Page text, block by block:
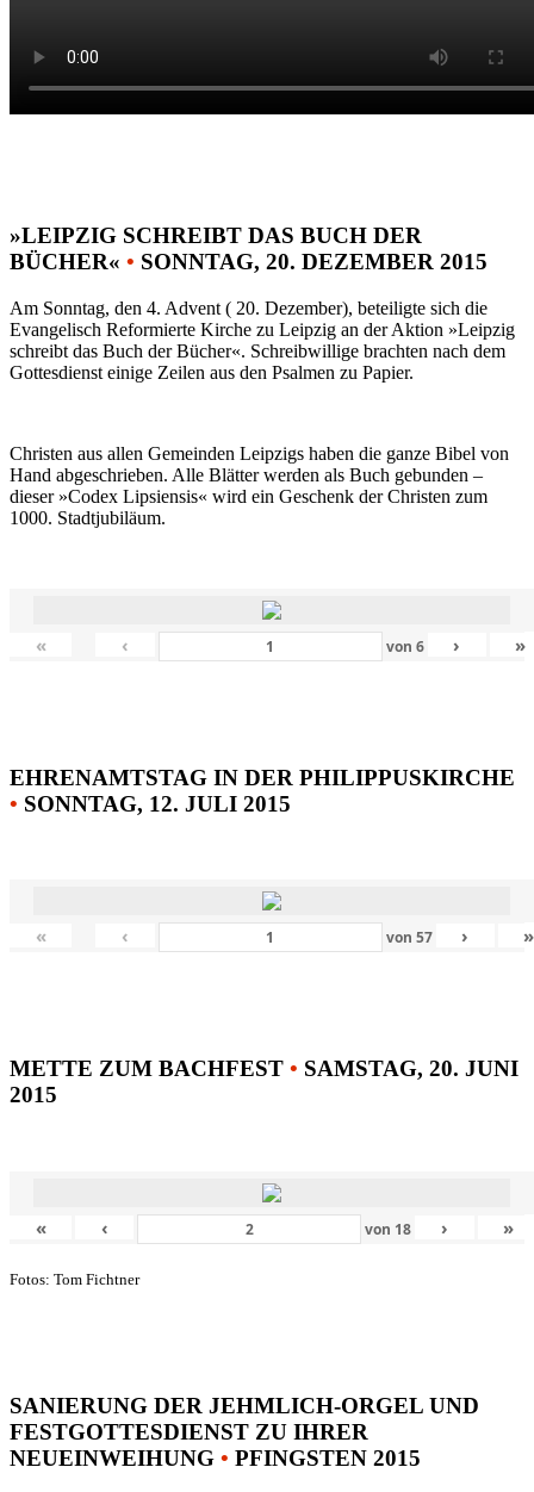
»LEIPZIG SCHREIBT DAS BUCH DER
BÜCHER« • SONNTAG, 20. DEZEMBER 2015
Am Sonntag, den 4. Advent ( 20. Dezember), beteiligte sich die
Evangelisch Reformierte Kirche zu Leipzig an der Aktion »Leipzig
schreibt das Buch der Bücher«. Schreibwillige brachten nach dem
Gottesdienst einige Zeilen aus den Psalmen zu Papier.
Christen aus allen Gemeinden Leipzigs haben die ganze Bibel von
Hand abgeschrieben. Alle Blätter werden als Buch gebunden –
dieser »Codex Lipsiensis« wird ein Geschenk der Christen zum
1000. Stadtjubiläum.
« ‹ von 6 › »
EHRENAMTSTAG IN DER PHILIPPUSKIRCHE
• SONNTAG, 12. JULI 2015
« ‹ von 57 › »
METTE ZUM BACHFEST • SAMSTAG, 20. JUNI
2015
« ‹ von 18 › »
Fotos: Tom Fichtner
SANIERUNG DER JEHMLICH-ORGEL UND
FESTGOTTESDIENST ZU IHRER
NEUEINWEIHUNG • PFINGSTEN 2015